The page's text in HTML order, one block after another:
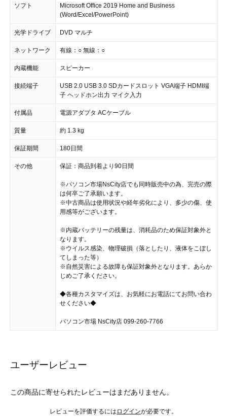
ソフト
Microsoft Office 2019 Home and Business
(Word/Excel/PowerPoint)
光学ドライブ DVD マルチ
ネットワーク 有線：○ 無線：○
内蔵機能 スピーカー
接続端子
USB 2.0 USB 3.0 SDカードスロット VGA端子 HDMI端
子 ヘッドホン出力 マイク入力
付属品 電源アダプタ ACケーブル
質量 約 1.3 kg
保証期間 180日間
その他 保証：商品到着より90日間
※パソコン市場NsCity店でも同時販売中の為、完売の際
は何卒ご了承願います。
※中古商品は使用状況や経年劣化により、多少の傷、使
用感等がございます。
※内蔵バッテリーの残量は、消耗品のため保証対象外と
なります。
※ウイルス感染、物理破損（落としたり、液体をこぼし
てしまった等）
※自然災害による故障も保証対象外となります。あらか
じめご了承ください。
◆各種カスタマイズは、お気軽にお電話にてお問い合わ
せください◆
パソコン市場 NsCity店 099-260-7766
ユーザーレビュー
この商品に寄せられたレビューはまだありません。
レビューを評価するには ログインが必要です。